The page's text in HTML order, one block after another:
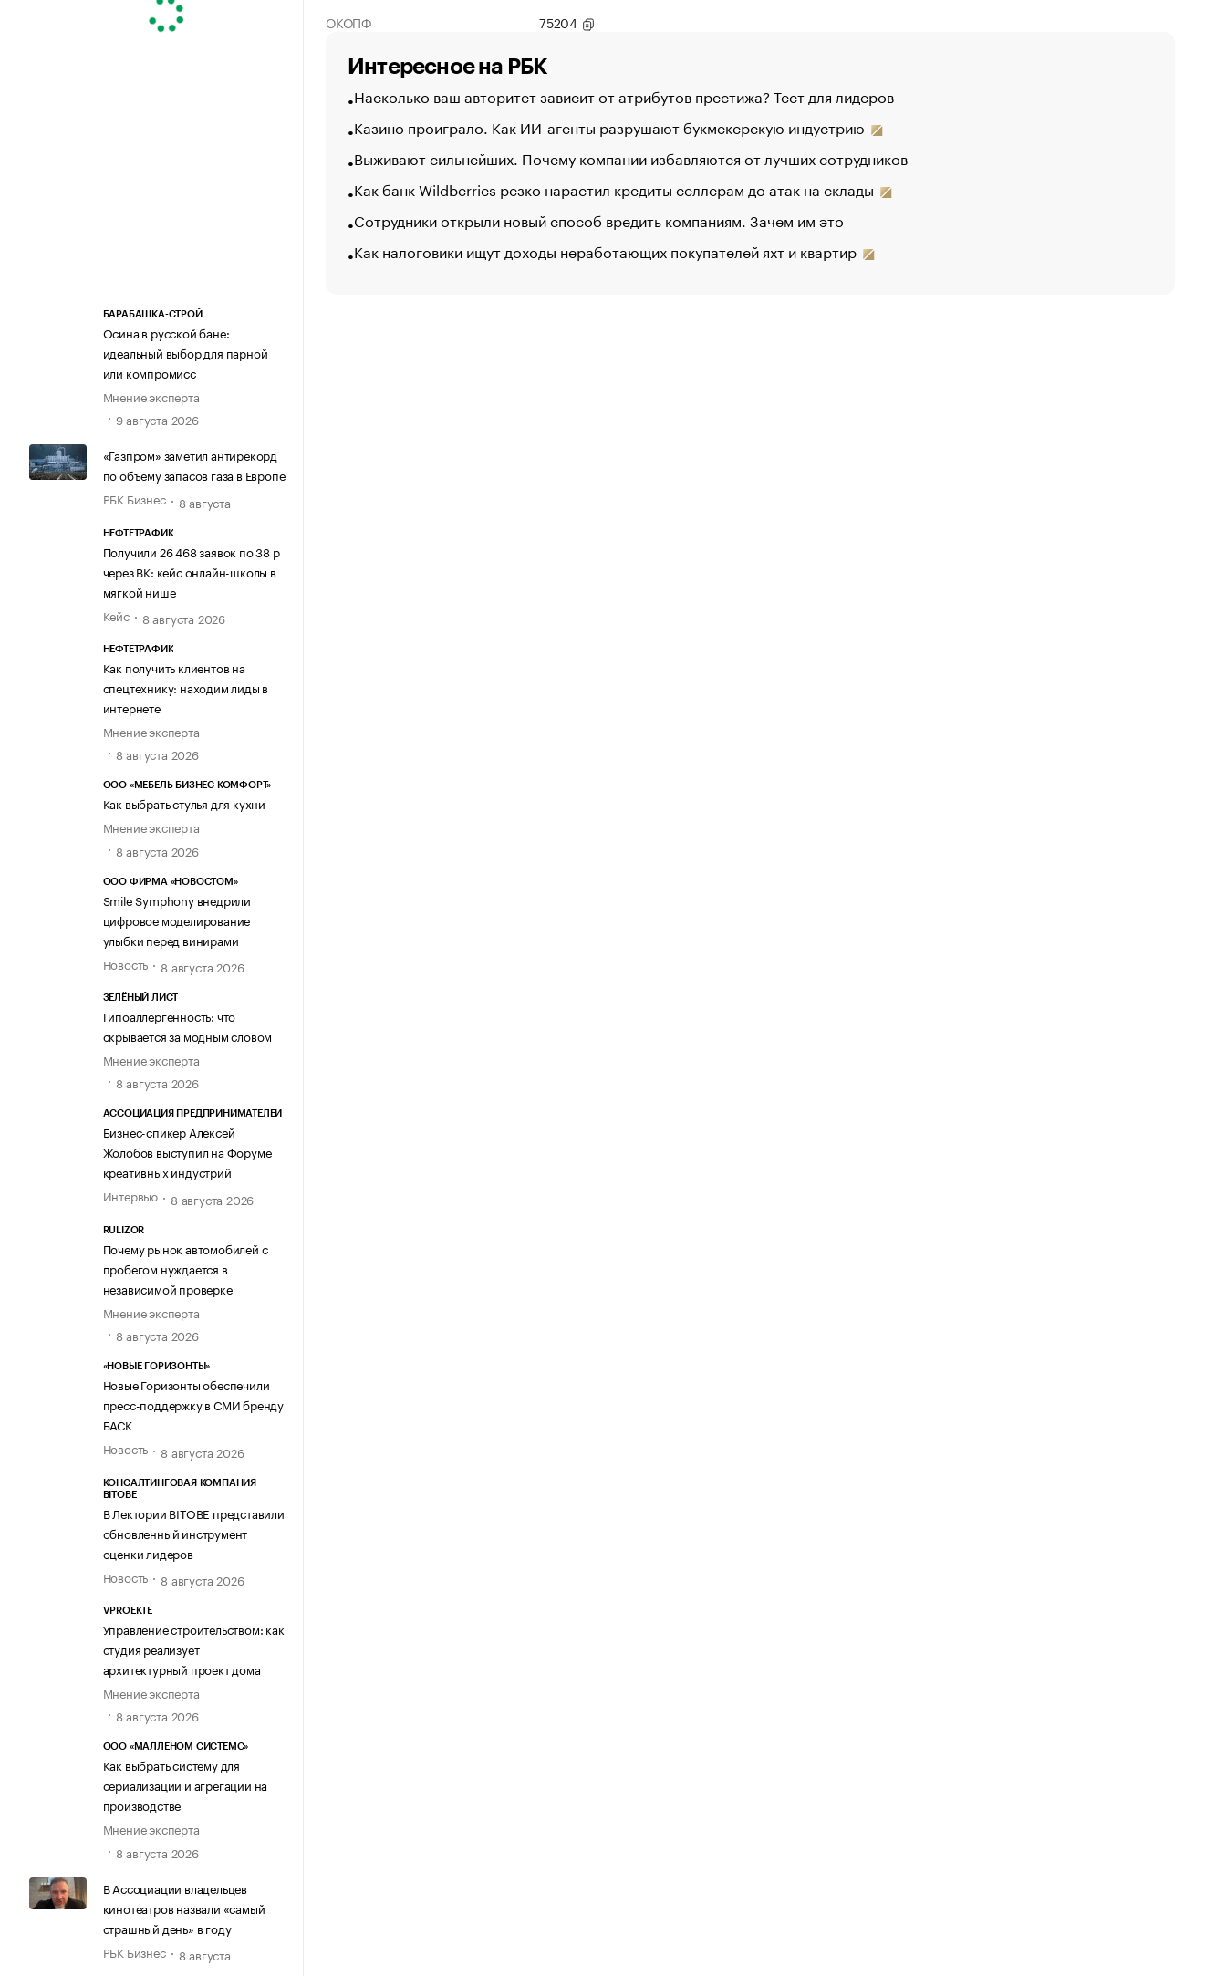
БАРАБАШКА-СТРОЙ
Осина в русской бане:
идеальный выбор для парной
или компромисс
Мнение эксперта
9 августа 2026
«Газпром» заметил антирекорд
по объему запасов газа в Европе
РБК Бизнес
8 августа
НЕФТЕТРАФИК
Получили 26 468 заявок по 38 р
через ВК: кейс онлайн-школы в
мягкой нише
Кейс
8 августа 2026
НЕФТЕТРАФИК
Как получить клиентов на
спецтехнику: находим лиды в
интернете
Мнение эксперта
8 августа 2026
ООО «МЕБЕЛЬ БИЗНЕС КОМФОРТ»
Как выбрать стулья для кухни
Мнение эксперта
8 августа 2026
ООО ФИРМА «НОВОСТОМ»
Smile Symphony внедрили
цифровое моделирование
улыбки перед винирами
Новость
8 августа 2026
ЗЕЛЁНЫЙ ЛИСТ
Гипоаллергенность: что
скрывается за модным словом
Мнение эксперта
8 августа 2026
АССОЦИАЦИЯ ПРЕДПРИНИМАТЕЛЕЙ
Бизнес-спикер Алексей
Жолобов выступил на Форуме
креативных индустрий
Интервью
8 августа 2026
RULIZOR
Почему рынок автомобилей с
пробегом нуждается в
независимой проверке
Мнение эксперта
8 августа 2026
«НОВЫЕ ГОРИЗОНТЫ»
Новые Горизонты обеспечили
пресс-поддержку в СМИ бренду
БАСК
Новость
8 августа 2026
КОНСАЛТИНГОВАЯ КОМПАНИЯ
BITOBE
В Лектории BITOBE представили
обновленный инструмент
оценки лидеров
Новость
8 августа 2026
VPROEKTE
Управление строительством: как
студия реализует
архитектурный проект дома
Мнение эксперта
8 августа 2026
ООО «МАЛЛЕНОМ СИСТЕМС»
Как выбрать систему для
сериализации и агрегации на
производстве
Мнение эксперта
8 августа 2026
В Ассоциации владельцев
кинотеатров назвали «самый
страшный день» в году
РБК Бизнес
8 августа
ОКОПФ
75204
Интересное на РБК
Насколько ваш авторитет зависит от атрибутов престижа? Тест для лидеров
Казино проиграло. Как ИИ-агенты разрушают букмекерскую индустрию
Выживают сильнейших. Почему компании избавляются от лучших сотрудников
Как банк Wildberries резко нарастил кредиты селлерам до атак на склады
Сотрудники открыли новый способ вредить компаниям. Зачем им это
Как налоговики ищут доходы неработающих покупателей яхт и квартир